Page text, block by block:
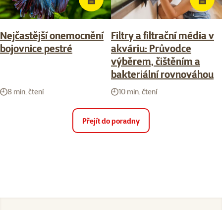
Nejčastější onemocnění
bojovnice pestré
8 min. čtení
Filtry a filtrační média v
akváriu: Průvodce
výběrem, čištěním a
bakteriální rovnováhou
10 min. čtení
Přejít do poradny